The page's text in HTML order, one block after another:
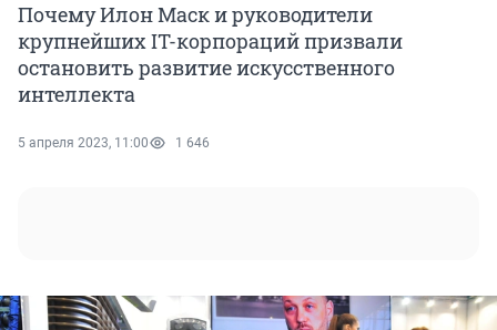
Почему Илон Маск и руководители
крупнейших IT-корпораций призвали
остановить развитие искусственного
интеллекта
5 апреля 2023, 11:00 1 646